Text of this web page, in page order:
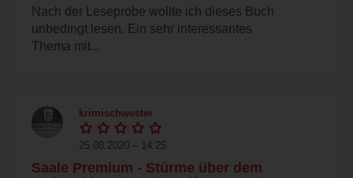
Nach der Leseprobe wollte ich dieses Buch
unbedingt lesen. Ein sehr interessantes
Thema mit...
krimischwester
25.08.2020 – 14:25
Saale Premium - Stürme über dem